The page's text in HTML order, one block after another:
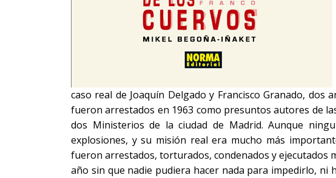
caso real de Joaquín Delgado y Francisco Granado,
fueron arrestados en 1963 como presuntos autores de
dos Ministerios de la ciudad de Madrid. Aunque
explosiones, y su misión real era mucho más
fueron arrestados, torturados, condenados y ejecutados
año sin que nadie pudiera hacer nada para impedirlo,